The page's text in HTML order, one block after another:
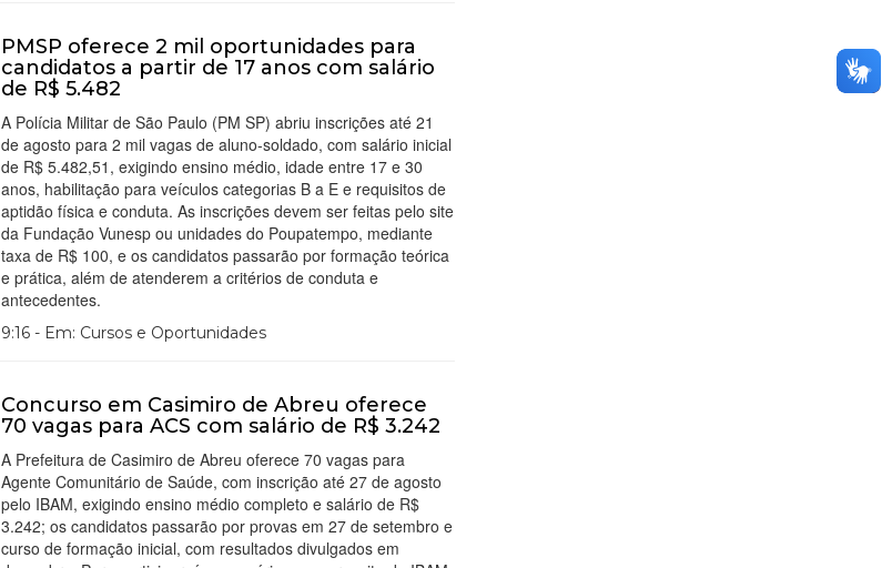
PMSP oferece 2 mil oportunidades para
candidatos a partir de 17 anos com salário
de R$ 5.482
A Polícia Militar de São Paulo (PM SP) abriu inscrições até 21
de agosto para 2 mil vagas de aluno-soldado, com salário inicial
de R$ 5.482,51, exigindo ensino médio, idade entre 17 e 30
anos, habilitação para veículos categorias B a E e requisitos de
aptidão física e conduta. As inscrições devem ser feitas pelo site
da Fundação Vunesp ou unidades do Poupatempo, mediante
taxa de R$ 100, e os candidatos passarão por formação teórica
e prática, além de atenderem a critérios de conduta e
antecedentes.
9:16 - Em: Cursos e Oportunidades
Concurso em Casimiro de Abreu oferece
70 vagas para ACS com salário de R$ 3.242
A Prefeitura de Casimiro de Abreu oferece 70 vagas para
Agente Comunitário de Saúde, com inscrição até 27 de agosto
pelo IBAM, exigindo ensino médio completo e salário de R$
3.242; os candidatos passarão por provas em 27 de setembro e
curso de formação inicial, com resultados divulgados em